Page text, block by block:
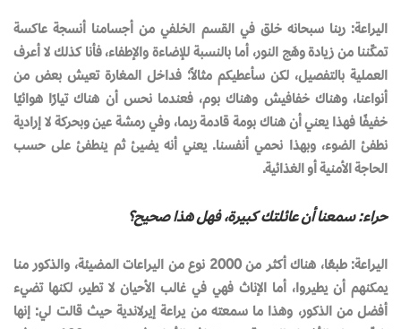
اليراعة: ربنا سبحانه خلق في القسم الخلفي من أجسامنا أنسجة عاكسة
تمكّننا من زيادة وهَج النور، أما بالنسبة للإضاءة والإطفاء، فأنا كذلك لا أعرف
العملية بالتفصيل، لكن سأعطيكم مثالاً؛ فداخل المغارة تعيش بعض من
أنواعنا، وهناك خفافيش وهناك بوم، فعندما نحس أن هناك تيارًا هوائيًا
خفيفًا فهذا يعني أن هناك بومة قادمة ربما، وفي رمشة عين وبحركة لا إرادية
نطفئ الضوء، وبهذا نحمي أنفسنا. يعني أنه يضيئ ثم ينطفئ على حسب
الحاجة الأمنية أو الغذائية.
حراء: سمعنا أن عائلتك كبيرة، فهل هذا صحيح؟
اليراعة: طبعًا، هناك أكثر من 2000 نوع من اليراعات المضيئة، والذكور منا
يمكنهم أن يطيروا، أما الإناث فهي في غالب الأحيان لا تطير، لكنها تضيء
أفضل من الذكور، وهذا ما سمعته من يراعة إيرلاندية حيث قالت لي: إنها